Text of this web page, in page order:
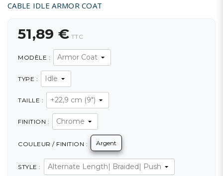
CABLE IDLE ARMOR COAT
51,89 € TTC
MODÈLE :
TYPE :
TAILLE :
FINITION :
COULEUR / FINITION : Argent
STYLE :